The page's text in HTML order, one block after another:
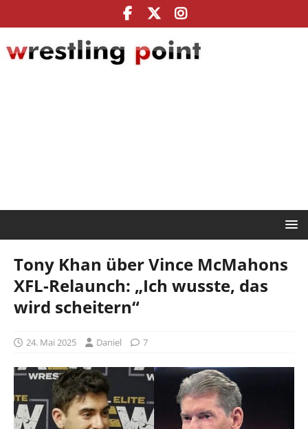
Tony Khan über Vince McMahons
XFL-Relaunch: „Ich wusste, das
wird scheitern“
24. Mai 2025 Daniel 7